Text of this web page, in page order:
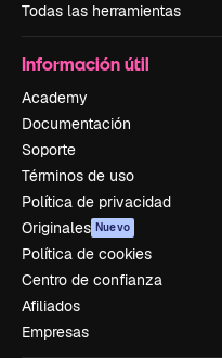
Todas las herramientas
Información útil
Academy
Documentación
Soporte
Términos de uso
Política de privacidad
Originales Nuevo
Política de cookies
Centro de confianza
Afiliados
Empresas